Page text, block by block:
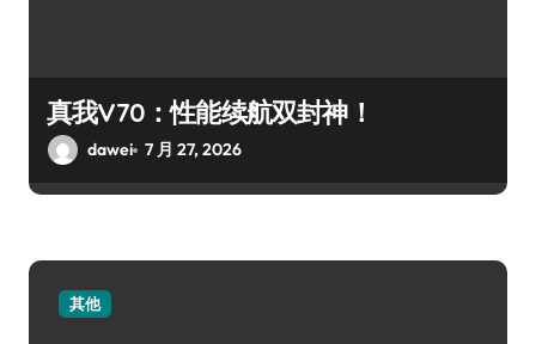
真我V70：性能续航双封神！
dawei 7 月 27, 2026
其他